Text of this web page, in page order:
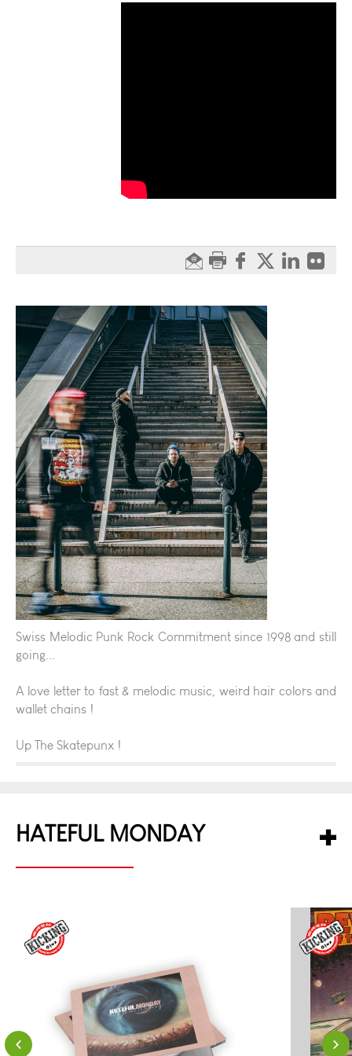
Swiss Melodic Punk Rock Commitment since 1998 and still
going...
A love letter to fast & melodic music, weird hair colors and
wallet chains !
Up The Skatepunx !
HATEFUL MONDAY